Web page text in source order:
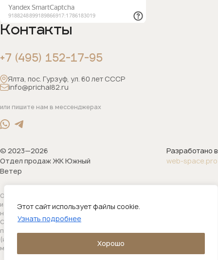
Этот сайт использует файлы cookie.
Узнать подробнее
Хорошо
Контакты
+7 (495) 152-17-95
Ялта, пос. Гурзуф, ул. 60 лет СССР
info@prichal82.ru
или пишите нам в мессенджерах
© 2023—2026
Отдел продаж ЖК Южный
Ветер
Разработано в
web-space.pro
Обращаем ваше внимание на то, что данный интернет-сайт носит
исключительно информационный характер и ни при каких условиях
не является публичной офертой, определяемой положениями
Статьи 437(2) гражданского кодекса Российской Федерации. Для
получения подробной информации о наличии и стоимости указанных
(или) услуг, пожалуйста, обращайтесь к одному из наших
менеджеров.